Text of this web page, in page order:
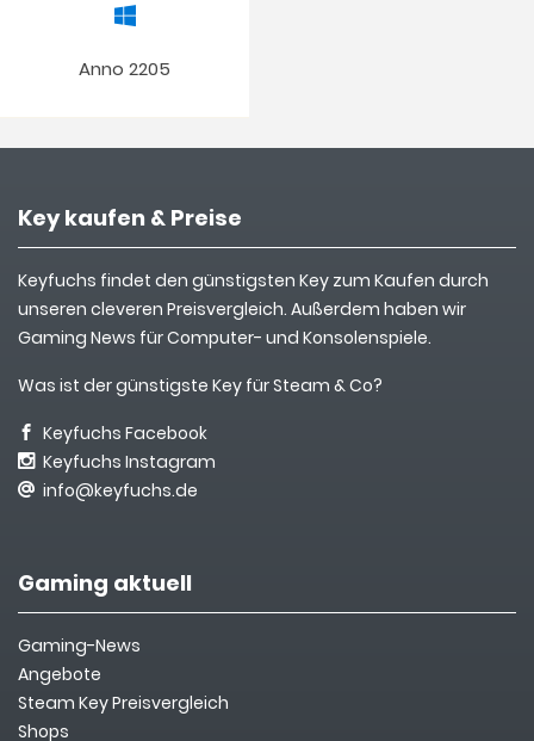
Anno 2205
Key kaufen & Preise
Keyfuchs findet den günstigsten Key zum Kaufen durch
unseren cleveren Preisvergleich. Außerdem haben wir
Gaming News für Computer- und Konsolenspiele.
Was ist der günstigste Key für Steam & Co?
Keyfuchs Facebook
Keyfuchs Instagram
info@keyfuchs.de
Gaming aktuell
Gaming-News
Angebote
Steam Key Preisvergleich
Shops